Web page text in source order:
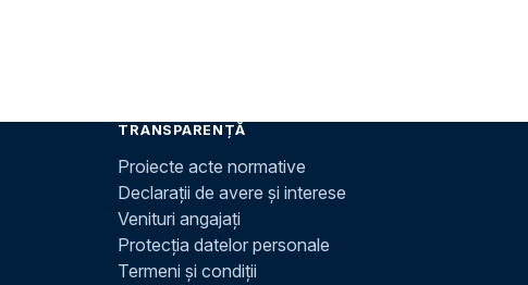
TRANSPARENȚĂ
Proiecte acte normative
Declarații de avere și interese
Venituri angajați
Protecția datelor personale
Termeni și condiții